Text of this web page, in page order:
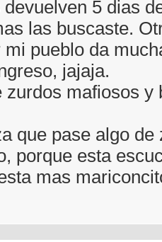
5 dias
las buscaste.
pueblo da
jajaja.
zurdos mafiosos y
que pase algo de
porque esta
mas